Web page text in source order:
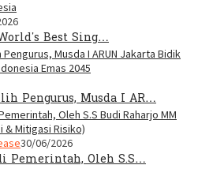
Best Sing…
Pengurus, Musda I AR…
30/06/2026
Pemerintah, Oleh S.S…